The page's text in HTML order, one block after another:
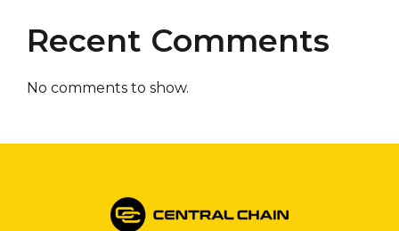
Recent Comments
No comments to show.